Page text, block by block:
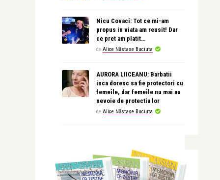
Nicu Covaci: Tot ce mi-am
propus in viata am reusit! Dar
ce pret am platit…
de Alice Năstase Buciuta
AURORA LIICEANU: Barbatii
inca doresc sa fie protectori cu
femeile, dar femeile nu mai au
nevoie de protectia lor
de Alice Năstase Buciuta